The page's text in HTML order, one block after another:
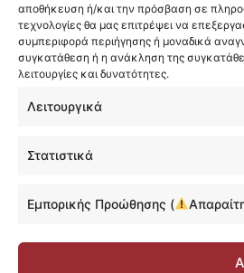
αποθήκευση ή/και την πρόσβαση σε
τεχνολογίες θα μας επιτρέψει να
συμπεριφορά περιήγησης ή μοναδικά
συγκατάθεση ή η ανάκληση της
λειτουργίες και δυνατότητες.
Λειτουργικά
Στατιστικά
Εμπορικής Προώθησης (